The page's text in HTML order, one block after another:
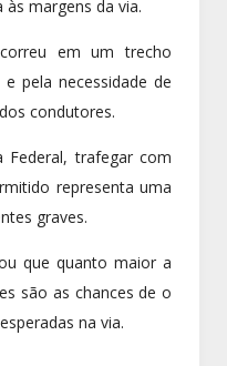
margens da via.
em um trecho
pela necessidade de
condutores.
Federal, trafegar com
representa uma
graves.
que quanto maior a
são as chances de o
na via.